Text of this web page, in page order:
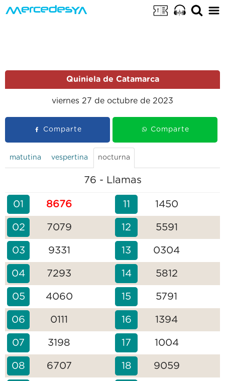
Quiniela de Catamarca
viernes 27 de octubre de 2023
Comparte Comparte
matutina vespertina nocturna
76 - Llamas
01 8676 11 1450
02 7079 12 5591
03 9331 13 0304
04 7293 14 5812
05 4060 15 5791
06 0111 16 1394
07 3198 17 1004
08 6707 18 9059